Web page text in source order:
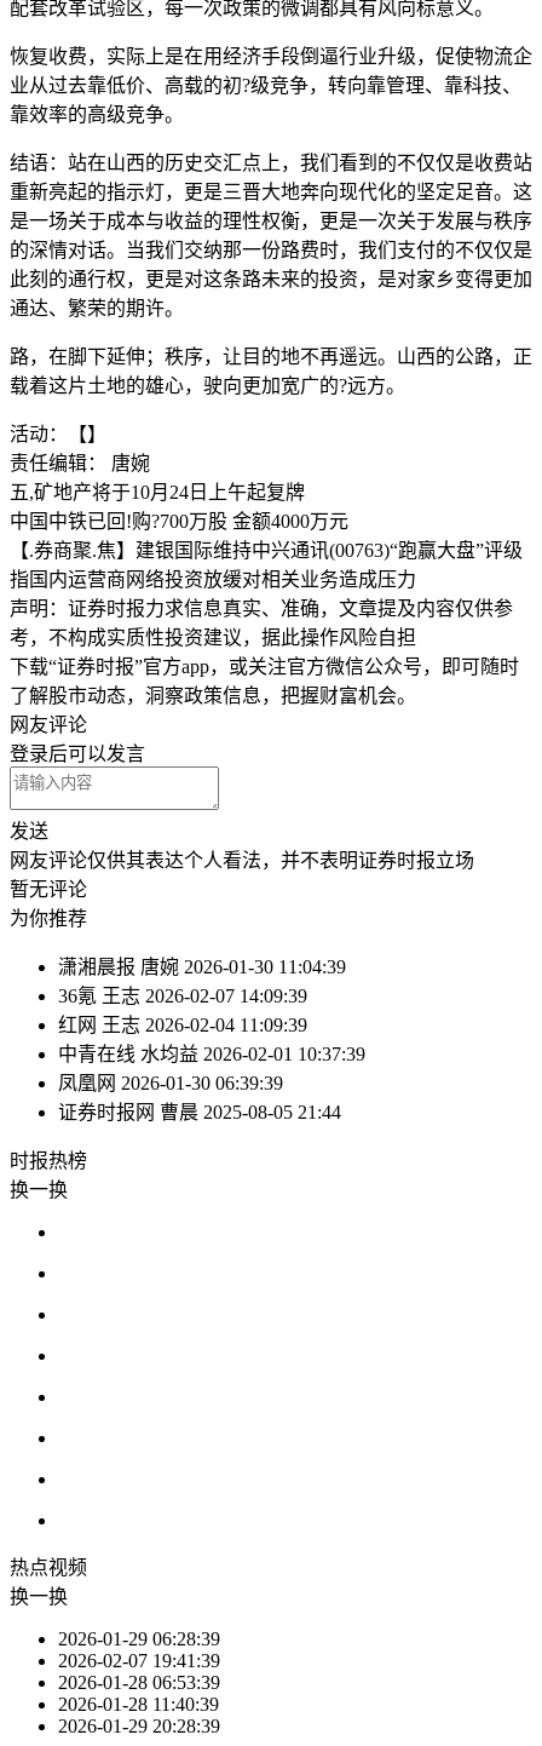
配套改革试验区，每一次政策的微调都具有风向标意义。
恢复收费，实际上是在用经济手段倒逼行业升级，促使物流企
业从过去靠低价、高载的初?级竞争，转向靠管理、靠科技、
靠效率的高级竞争。
结语：站在山西的历史交汇点上，我们看到的不仅仅是收费站
重新亮起的指示灯，更是三晋大地奔向现代化的坚定足音。这
是一场关于成本与收益的理性权衡，更是一次关于发展与秩序
的深情对话。当我们交纳那一份路费时，我们支付的不仅仅是
此刻的通行权，更是对这条路未来的投资，是对家乡变得更加
通达、繁荣的期许。
路，在脚下延伸；秩序，让目的地不再遥远。山西的公路，正
载着这片土地的雄心，驶向更加宽广的?远方。
活动：【】
责任编辑： 唐婉
五,矿地产将于10月24日上午起复牌
中国中铁已回!购?700万股 金额4000万元
【.券商聚.焦】建银国际维持中兴通讯(00763)“跑赢大盘”评级
指国内运营商网络投资放缓对相关业务造成压力
声明：证券时报力求信息真实、准确，文章提及内容仅供参
考，不构成实质性投资建议，据此操作风险自担
下载“证券时报”官方app，或关注官方微信公众号，即可随时
了解股市动态，洞察政策信息，把握财富机会。
网友评论
登录后可以发言
发送
网友评论仅供其表达个人看法，并不表明证券时报立场
暂无评论
为你推荐
潇湘晨报 唐婉 2026-01-30 11:04:39
36氪 王志 2026-02-07 14:09:39
红网 王志 2026-02-04 11:09:39
中青在线 水均益 2026-02-01 10:37:39
凤凰网 2026-01-30 06:39:39
证券时报网 曹晨 2025-08-05 21:44
时报热榜
换一换
热点视频
换一换
2026-01-29 06:28:39
2026-02-07 19:41:39
2026-01-28 06:53:39
2026-01-28 11:40:39
2026-01-29 20:28:39